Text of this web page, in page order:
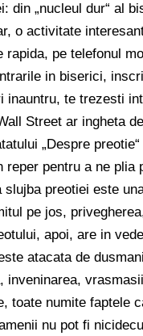
din „nucleul dur“ al
o activitate
rapida, pe telefonul
in biserici,
inauntru, te trezesti
Street ar ingheta
„Despre
reper pentru a ne
slujba preotiei este
pe jos,
apoi, are in
atacata de
inveninarea,
toate numite faptele
nu pot fi